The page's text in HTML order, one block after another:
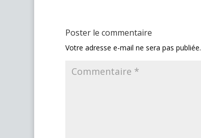
Poster le commentaire
Votre adresse e-mail ne sera pas publiée.